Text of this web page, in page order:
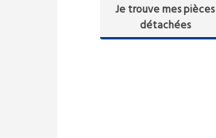
Je trouve mes pièces
détachées